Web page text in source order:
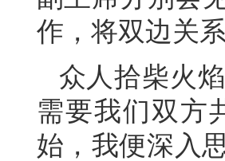
作，将双边关
众人拾柴火
需要我们双方
始，我便深入